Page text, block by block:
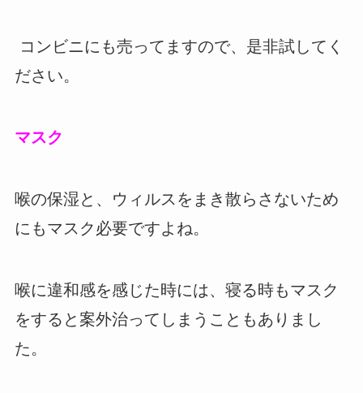
コンビニにも売ってますので、是非試してく
ださい。
マスク
喉の保湿と、ウィルスをまき散らさないため
にもマスク必要ですよね。
喉に違和感を感じた時には、寝る時もマスク
をすると案外治ってしまうこともありまし
た。